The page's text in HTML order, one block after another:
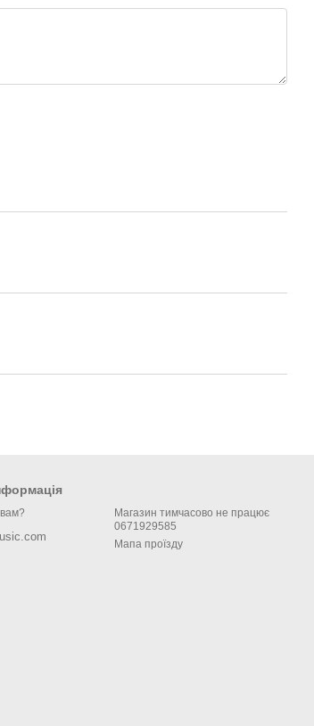
Магазин тимчасово не працює
0671929585
Мапа проїзду